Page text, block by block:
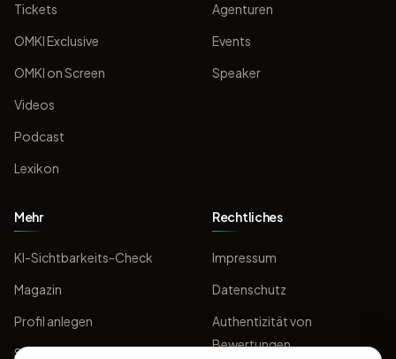
Tickets
OMKI Exclusive
OMKI on Screen
Videos
Podcast
Lexikon
Agenturen
Events
Speaker
Mehr
KI-Sichtbarkeits-Check
Magazin
Profil anlegen
Sponsoring
Rechtliches
Impressum
Datenschutz
Authentizität von
Bewertungen